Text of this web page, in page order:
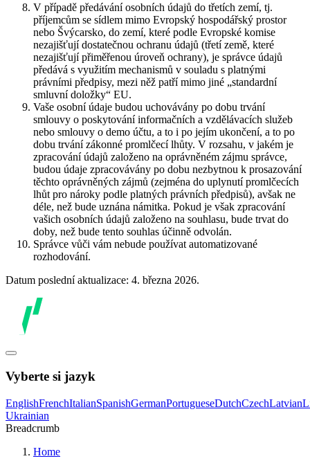
V případě předávání osobních údajů do třetích zemí, tj.
příjemcům se sídlem mimo Evropský hospodářský prostor
nebo Švýcarsko, do zemí, které podle Evropské komise
nezajišťují dostatečnou ochranu údajů (třetí země, které
nezajišťují přiměřenou úroveň ochrany), je správce údajů
předává s využitím mechanismů v souladu s platnými
právními předpisy, mezi něž patří mimo jiné „standardní
smluvní doložky“ EU.
Vaše osobní údaje budou uchovávány po dobu trvání
smlouvy o poskytování informačních a vzdělávacích služeb
nebo smlouvy o demo účtu, a to i po jejím ukončení, a to po
dobu trvání zákonné promlčecí lhůty. V rozsahu, v jakém je
zpracování údajů založeno na oprávněném zájmu správce,
budou údaje zpracovávány po dobu nezbytnou k prosazování
těchto oprávněných zájmů (zejména do uplynutí promlčecích
lhůt pro nároky podle platných právních předpisů), avšak ne
déle, než bude uznána námitka. Pokud je však zpracování
vašich osobních údajů založeno na souhlasu, bude trvat do
doby, než bude tento souhlas účinně odvolán.
Správce vůči vám nebude používat automatizované
rozhodování.
Datum poslední aktualizace: 4. března 2026.
Vyberte si jazyk
EnglishFrenchItalianSpanishGermanPortugueseDutchCzechLatvian
Ukrainian
Breadcrumb
Home